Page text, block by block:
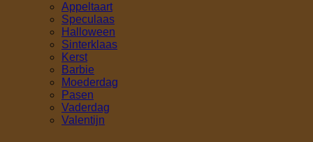
Appeltaart
Speculaas
Halloween
Sinterklaas
Kerst
Barbie
Moederdag
Pasen
Vaderdag
Valentijn